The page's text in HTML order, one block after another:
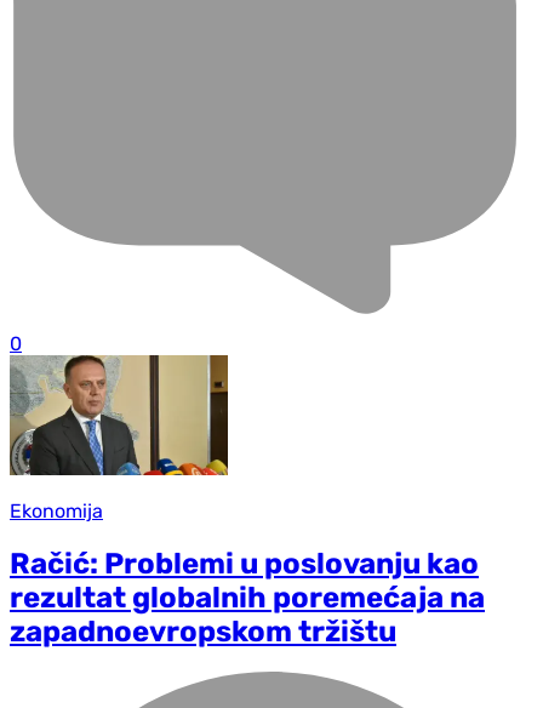
0
Ekonomija
Račić: Problemi u poslovanju kao
rezultat globalnih poremećaja na
zapadnoevropskom tržištu